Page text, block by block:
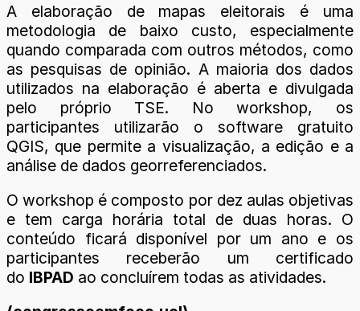
A elaboração de mapas eleitorais é uma
metodologia de baixo custo, especialmente
quando comparada com outros métodos, como
as pesquisas de opinião. A maioria dos dados
utilizados na elaboração é aberta e divulgada
pelo próprio TSE. No workshop, os
participantes utilizarão o software gratuito
QGIS, que permite a visualização, a edição e a
análise de dados georreferenciados.
O workshop é composto por dez aulas objetivas
e tem carga horária total de duas horas. O
conteúdo ficará disponível por um ano e os
participantes receberão um certificado
do IBPAD ao concluírem todas as atividades.